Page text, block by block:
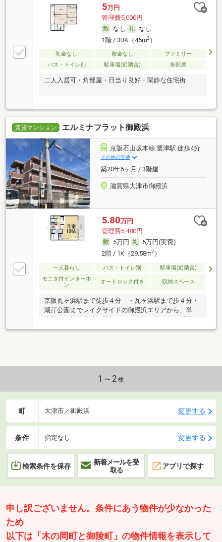
5万円
管理費5,000円
なし
なし
1階 / 3DK（45m2）
礼金なし 敷金なし
ファミリー
バス・トイレ別
駐車場(近隣含) 角部屋
二人入居可・角部屋・日当り良好・閑静な住宅街
賃貸マンション エルミナフラット御殿浜
京阪石山坂本線 粟津駅 徒歩4分
その他の交通
築20年6ヶ月 / 3階建
滋賀県大津市御殿浜
5.80万円
管理費5,480円
5万円
5万円(実費)
2階 / 1K（29.58m2）
一人暮らし バス・トイレ別
駐車場(近隣含)
モニタ付インターホ
ン
オートロック付き 収納スペース
京阪瓦ヶ浜駅まで徒歩４分 ・瓦ヶ浜駅まで歩４分・
湖岸公園までレイクサイドの御殿浜エリアから、単身
者様向け賃貸物件の情報です。京阪石山線瓦ヶ浜駅ま
で徒歩４分と、通勤・通学に大変便利な立地。徒歩圏
1～2 棟
町 大津市／御殿浜 変更する
条件 指定なし 変更する
検索条件を保存
新着メールを受
取る
アプリで探す
申し訳ございません。条件にあう物件が少なかった
ため
以下は「木の岡町と御陵町」の物件情報を表示して